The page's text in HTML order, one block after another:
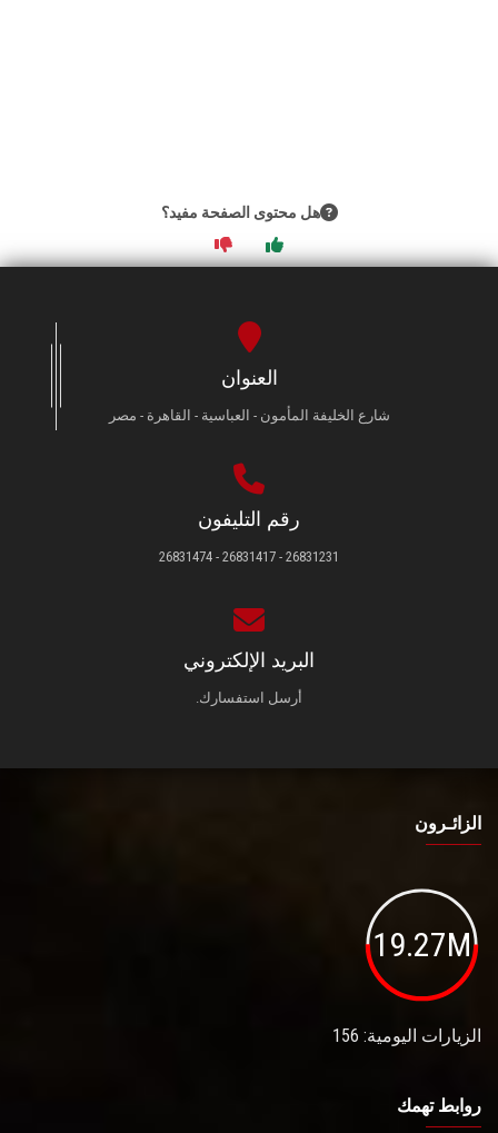
هل محتوى الصفحة مفيد؟
العنوان
شارع الخليفة المأمون - العباسية - القاهرة - مصر
رقم التليفون
26831231 - 26831417 - 26831474
البريد الإلكتروني
أرسل استفسارك.
الزائـرون
19.27M
الزيارات اليومية: 156
روابط تهمك